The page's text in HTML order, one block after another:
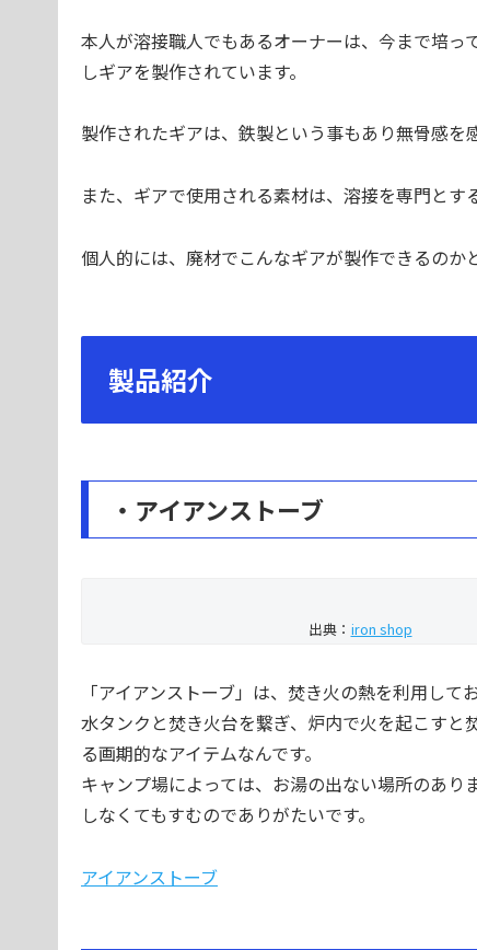
本人が溶接職人でもあるオーナーは、今まで培
しギアを製作されています。
製作されたギアは、鉄製という事もあり無骨感を
また、ギアで使用される素材は、溶接を専門とす
個人的には、廃材でこんなギアが製作できるのか
製品紹介
・アイアンストーブ
出典： iron shop
「アイアンストーブ」は、焚き火の熱を利用して
水タンクと焚き火台を繋ぎ、炉内で火を起こす
る画期的なアイテムなんです。
キャンプ場によっては、お湯の出ない場所のあ
しなくてもすむのでありがたいです。
アイアンストーブ